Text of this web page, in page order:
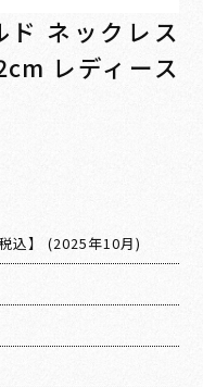
ド ネックレス
レディース
込】 (2025年10月)